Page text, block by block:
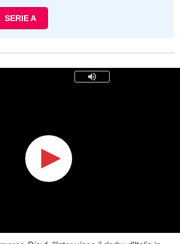
SERIE A